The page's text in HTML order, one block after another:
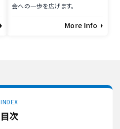
会への一歩を広げます。
More Info
INDEX
目次